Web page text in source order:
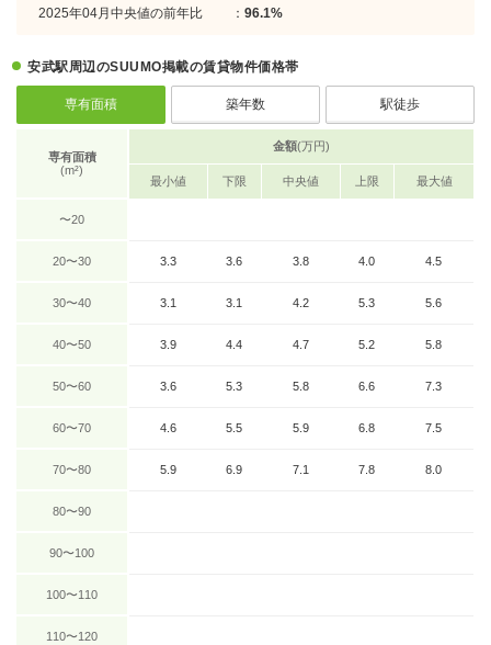
2025年04月中央値の前年比
： 96.1%
安武駅周辺のSUUMO掲載の賃貸物件価格帯
専有面積 築年数 駅徒歩
専有面積
(m²)
金額(万円)
最小値 下限 中央値 上限 最大値
〜20
20〜30 3.3 3.6 3.8 4.0 4.5
30〜40 3.1 3.1 4.2 5.3 5.6
40〜50 3.9 4.4 4.7 5.2 5.8
50〜60 3.6 5.3 5.8 6.6 7.3
60〜70 4.6 5.5 5.9 6.8 7.5
70〜80 5.9 6.9 7.1 7.8 8.0
80〜90
90〜100
100〜110
110〜120